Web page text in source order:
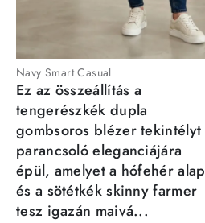
Navy Smart Casual
Ez az összeállítás a
tengerészkék dupla
gombsoros blézer tekintélyt
parancsoló eleganciájára
épül, amelyet a hófehér alap
és a sötétkék skinny farmer
tesz igazán maivá...